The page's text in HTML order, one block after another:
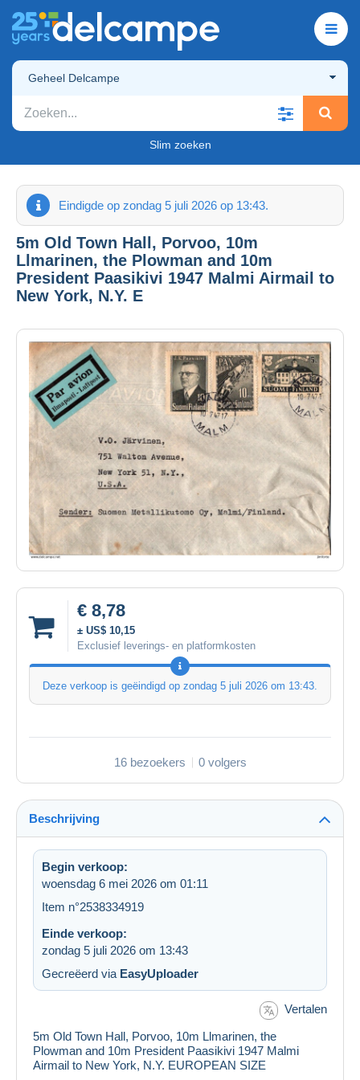
Geheel Delcampe
Slim zoeken
Eindigde op zondag 5 juli 2026 op 13:43.
5m Old Town Hall, Porvoo, 10m
Llmarinen, the Plowman and 10m
President Paasikivi 1947 Malmi Airmail to
New York, N.Y. E
€ 8,78
± US$ 10,15
Exclusief leverings- en platformkosten
Deze verkoop is geëindigd op zondag 5 juli 2026 om 13:43.
16 bezoekers 0 volgers
Beschrijving
Begin verkoop:
woensdag 6 mei 2026 om 01:11
Item n°2538334919
Einde verkoop:
zondag 5 juli 2026 om 13:43
Gecreëerd via EasyUploader
Vertalen
5m Old Town Hall, Porvoo, 10m Llmarinen, the
Plowman and 10m President Paasikivi 1947 Malmi
Airmail to New York, N.Y. EUROPEAN SIZE